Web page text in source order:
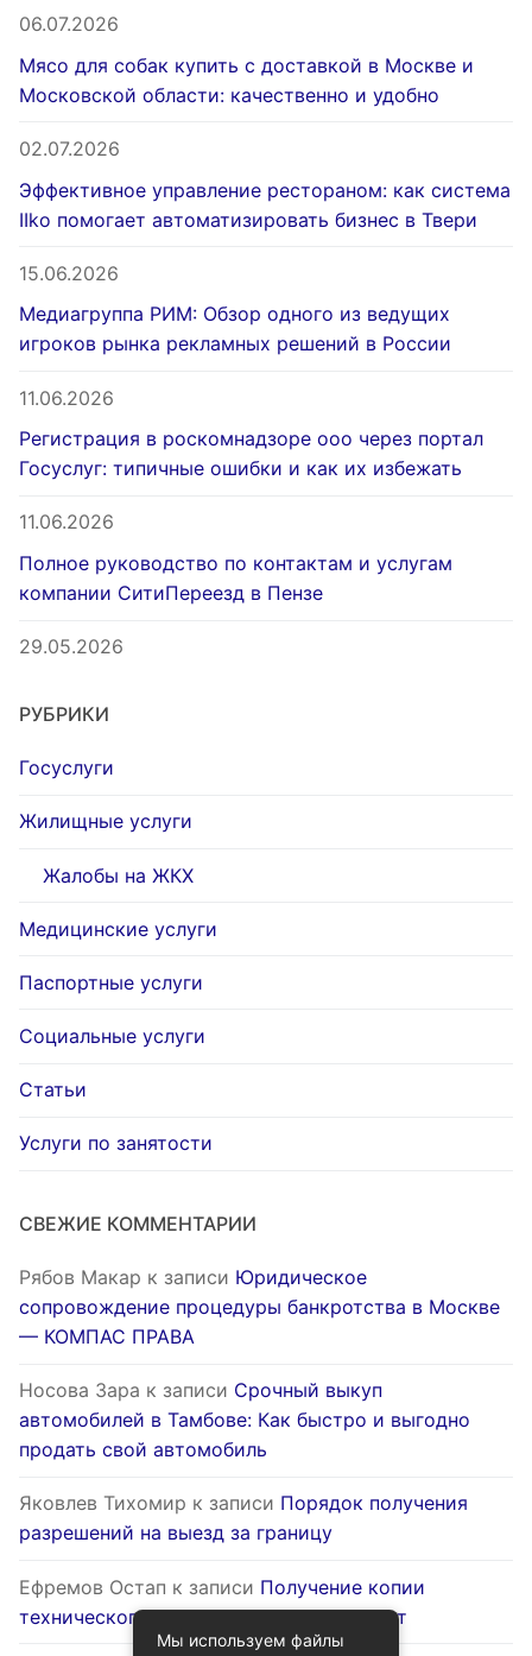
06.07.2026
Мясо для собак купить с доставкой в Москве и
Московской области: качественно и удобно
02.07.2026
Эффективное управление рестораном: как система
IIko помогает автоматизировать бизнес в Твери
15.06.2026
Медиагруппа РИМ: Обзор одного из ведущих
игроков рынка рекламных решений в России
11.06.2026
Регистрация в роскомнадзоре ооо через портал
Госуслуг: типичные ошибки и как их избежать
11.06.2026
Полное руководство по контактам и услугам
компании СитиПереезд в Пензе
29.05.2026
РУБРИКИ
Госуслуги
Жилищные услуги
Жалобы на ЖКХ
Медицинские услуги
Паспортные услуги
Социальные услуги
Статьи
Услуги по занятости
СВЕЖИЕ КОММЕНТАРИИ
Рябов Макар к записи Юридическое
сопровождение процедуры банкротства в Москве
— КОМПАС ПРАВА
Носова Зара к записи Срочный выкуп
автомобилей в Тамбове: Как быстро и выгодно
продать свой автомобиль
Яковлев Тихомир к записи Порядок получения
разрешений на выезд за границу
Ефремов Остап к записи Получение копии
технического паспорта на жилой объект
Мы используем файлы